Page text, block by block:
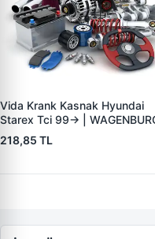
Vida Krank Kasnak Hyundai
Starex Tci 99-> |
15233006 | OEM 23127-
42001-23127-4A001
218,85 TL